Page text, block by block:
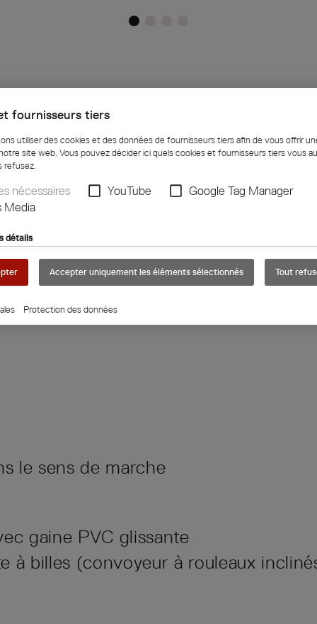
fournisseurs tiers
utiliser des cookies et des données de fournisseurs tiers afin de vous offrir
site web. Vous pouvez décider ici quels cookies et fournisseurs tiers vous
refusez.
nécessaires YouTube
Google Tag Manager
Media
détails
Accepter uniquement les éléments sélectionnés Tout
Protection des données
techniques
transportables suivantes :
le sens de marche
gaine PVC glissante
à billes (convoyeur à rouleaux